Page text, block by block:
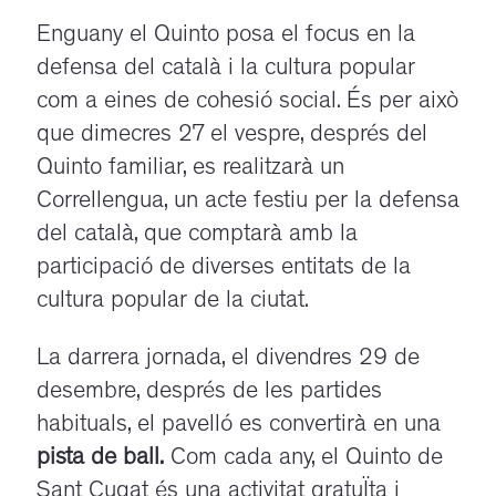
Enguany el Quinto posa el focus en la
defensa del català i la cultura popular
com a eines de cohesió social. És per això
que dimecres 27 el vespre, després del
Quinto familiar, es realitzarà un
Correllengua, un acte festiu per la defensa
del català, que comptarà amb la
participació de diverses entitats de la
cultura popular de la ciutat.
La darrera jornada, el divendres 29 de
desembre, després de les partides
habituals, el pavelló es convertirà en una
pista de ball. Com cada any, el Quinto de